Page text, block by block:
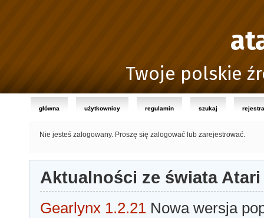
Twoje polskie
główna użytkownicy regulamin szukaj
Nie jesteś zalogowany. Proszę się zalogować lub zarejestrować.
Aktualności ze świata Atari
Gearlynx 1.2.21 Nowa wersja